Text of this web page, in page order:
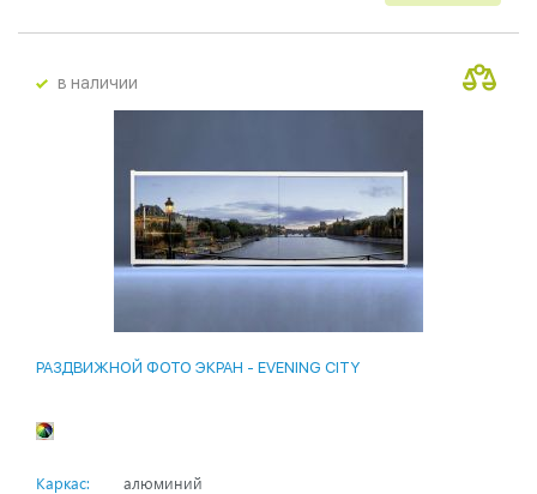
в наличии
РАЗДВИЖНОЙ ФОТО ЭКРАН - EVENING CITY
Каркас:
алюминий